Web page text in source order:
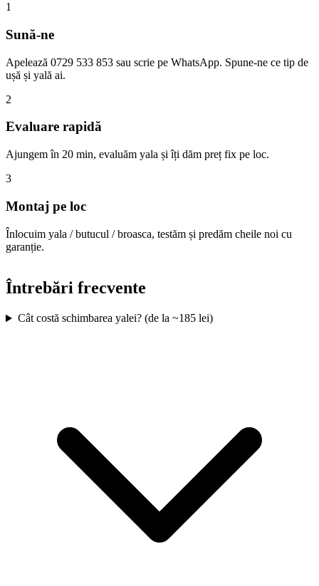
1
Sună-ne
Apelează 0729 533 853 sau scrie pe WhatsApp. Spune-ne ce tip de
ușă și yală ai.
2
Evaluare rapidă
Ajungem în 20 min, evaluăm yala și îți dăm preț fix pe loc.
3
Montaj pe loc
Înlocuim yala / butucul / broasca, testăm și predăm cheile noi cu
garanție.
Întrebări frecvente
Cât costă schimbarea yalei? (de la ~185 lei)